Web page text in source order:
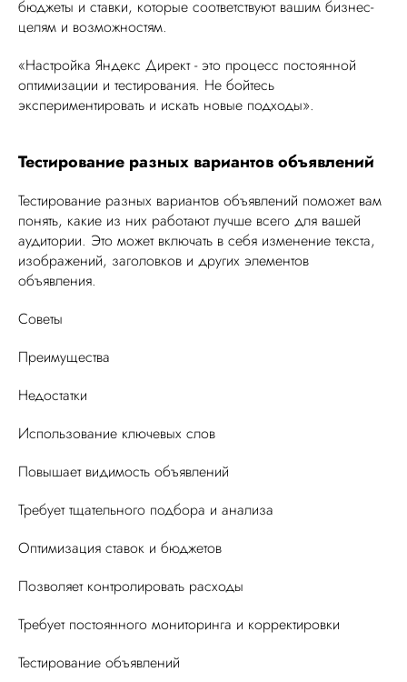
бюджеты и ставки, которые соответствуют вашим бизнес-
целям и возможностям.
«Настройка Яндекс Директ - это процесс постоянной
оптимизации и тестирования. Не бойтесь
экспериментировать и искать новые подходы».
Тестирование разных вариантов объявлений
Тестирование разных вариантов объявлений поможет вам
понять, какие из них работают лучше всего для вашей
аудитории. Это может включать в себя изменение текста,
изображений, заголовков и других элементов
объявления.
Советы
Преимущества
Недостатки
Использование ключевых слов
Повышает видимость объявлений
Требует тщательного подбора и анализа
Оптимизация ставок и бюджетов
Позволяет контролировать расходы
Требует постоянного мониторинга и корректировки
Тестирование объявлений